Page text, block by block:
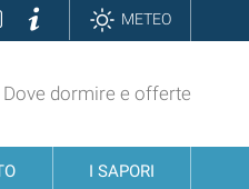
ContattiInformazioniMETEO
Dove dormire e offerte
I SAPORI